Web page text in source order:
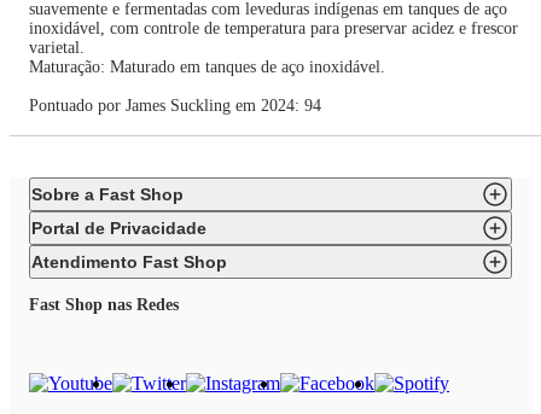
suavemente e fermentadas com leveduras indígenas em tanques de aço
inoxidável, com controle de temperatura para preservar acidez e frescor
varietal.
Maturação: Maturado em tanques de aço inoxidável.
Pontuado por James Suckling em 2024: 94
Sobre a Fast Shop
Portal de Privacidade
Atendimento Fast Shop
Fast Shop nas Redes